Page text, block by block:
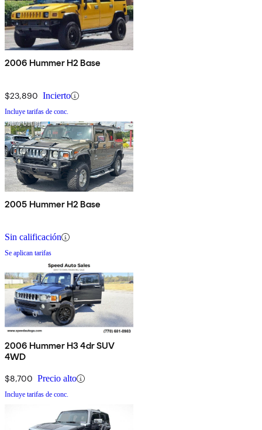
2006 Hummer H2 Base
$23,890 Incierto
Incluye tarifas de conc.
2005 Hummer H2 Base
Sin calificación
Se aplican tarifas
2006 Hummer H3 4dr SUV
4WD
$8,700 Precio alto
Incluye tarifas de conc.